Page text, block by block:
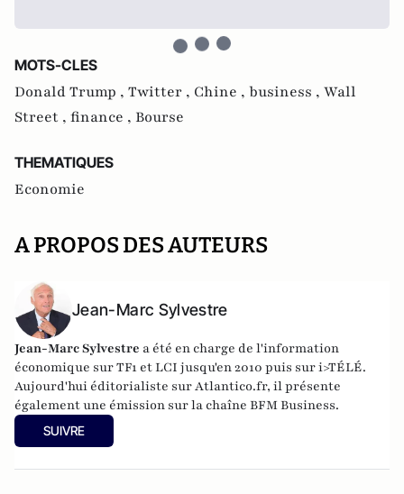
MOTS-CLES
Donald Trump , Twitter , Chine , business , Wall
Street , finance , Bourse
THEMATIQUES
Economie
A PROPOS DES AUTEURS
Jean-Marc Sylvestre
Jean-Marc Sylvestre a été en charge de l'information
économique sur TF1 et LCI jusqu'en 2010 puis sur i>TÉLÉ.
Aujourd'hui éditorialiste sur Atlantico.fr, il présente
également une émission sur la chaîne BFM Business.
SUIVRE